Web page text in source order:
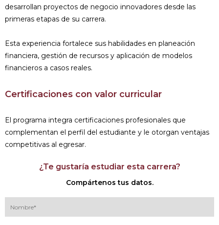
desarrollan proyectos de negocio innovadores desde las
primeras etapas de su carrera.
Esta experiencia fortalece sus habilidades en planeación
financiera, gestión de recursos y aplicación de modelos
financieros a casos reales.
Certificaciones con valor curricular
El programa integra certificaciones profesionales que
complementan el perfil del estudiante y le otorgan ventajas
competitivas al egresar.
¿Te gustaría estudiar esta carrera?
Compártenos tus datos.